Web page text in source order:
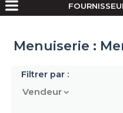
Menuiserie :
Filtrer par :
Vendeur